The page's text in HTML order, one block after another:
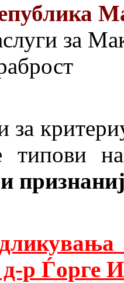
за
за
типови
р Ѓорге